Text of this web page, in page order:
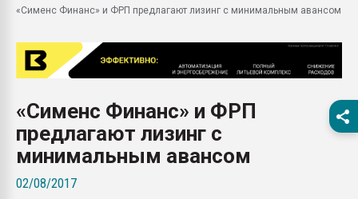
28.07.2026
пластмасс
28.07.2026
«Сименс Финанс» и ФРП предлагают лизинг с минимальным авансом
«Сименс Финанс» и ФРП
предлагают лизинг с
минимальным авансом
02/08/2017